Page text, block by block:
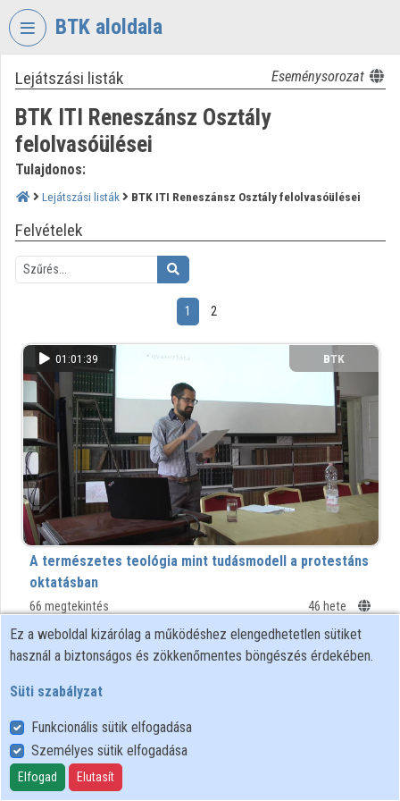
Fejléc kihagyása
BTK aloldala
VIDEOTORIUM
BÖLCSÉSZETTUDOMÁNYI
KUTATÓKÖZPONT
Bejelentkezés
Intézményi felfedezés
Intézményi listák
Intézmények
Közreműködők
Lejátszási listák Eseménysorozat
BTK ITI Reneszánsz Osztály
felolvasóülései
Tulajdonos:
Lejátszási listák BTK ITI Reneszánsz Osztály felolvasóülései
Felvételek
1 2
01:01:39 BTK
A természetes teológia mint tudásmodell a protestáns
oktatásban
66 megtekintés 46 hete
00:35:12 BTK
Ez a weboldal kizárólag a működéshez elengedhetetlen sütiket
használ a biztonságos és zökkenőmentes böngészés érdekében.
Süti szabályzat
Funkcionális sütik elfogadása
Személyes sütik elfogadása
Elfogad Elutasít